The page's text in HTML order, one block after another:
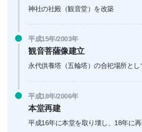
神社の社殿（観音堂）を改築
平成15年/2003年
観音菩薩像建立
永代供養塔（五輪塔）の合祀場所と
平成18年/2006年
本堂再建
平成16年に本堂を取り壊し、18年に